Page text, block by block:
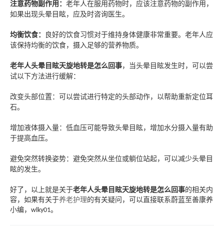
注意药物副作用： 老年人在服用药物时，应该注意药物的副作用，
如果出现头晕目眩，应及时咨询医生。
均衡饮食：
良好的饮食习惯对于维持身体健康非常重要。老年人应
该保持均衡的饮食，摄入足够的营养物质。
老年人头晕目眩天旋地转是怎么回事，
当头晕目眩发生时，可以尝
试以下方法进行缓解：
改变头部位置：可以尝试进行特定的头部动作，以帮助重新定位耳
石。
增加液体摄入量：低血压可能导致头晕目眩，增加水分摄入量有助
于提高血压。
避免突然转换姿势：避免突然从坐位或躺位站起，可以减少头晕目
眩的发生。
好了，以上就是关于老年人头晕目眩天旋地转是怎么回事的相关内
容，如果有关于养老护理的有关疑问，可以直接联系蔚蓝至善康养
小编， wlky01。